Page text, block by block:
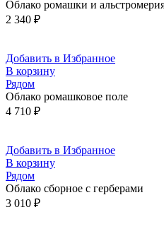
Облако ромашки и
2 340 ₽
Добавить в Избранное
В корзину
Рядом
Облако ромашковое поле
4 710 ₽
Добавить в Избранное
В корзину
Рядом
Облако сборное с герберами
3 010 ₽